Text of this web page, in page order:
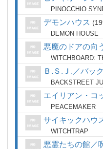
PINOCCHIO
デモンハウス
DEMON HOUSE
悪魔のドアの向
WITCHBOARD:
Ｂ.Ｓ.Ｊ.／バッ
BACKSTREET
エイリアン・コ
PEACEMAKER
サイキックハウ
WITCHTRAP
悪霊たちの館／